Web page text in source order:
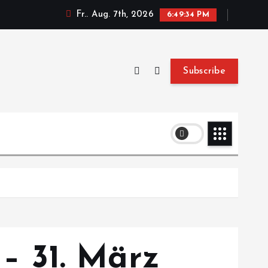
Fr.. Aug. 7th, 2026 6:49:35 PM
Subscribe
31. März